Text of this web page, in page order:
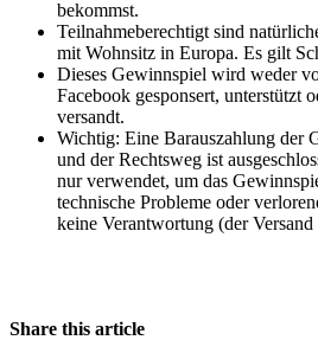
bekommst.
Teilnahmeberechtigt sind
mit Wohnsitz in Europa. Es gilt
Dieses Gewinnspiel wird weder
Facebook gesponsert, unterstützt
versandt.
Wichtig: Eine Barauszahlung der
und der Rechtsweg ist
nur verwendet, um das
technische Probleme oder
keine Verantwortung (der
Share this article